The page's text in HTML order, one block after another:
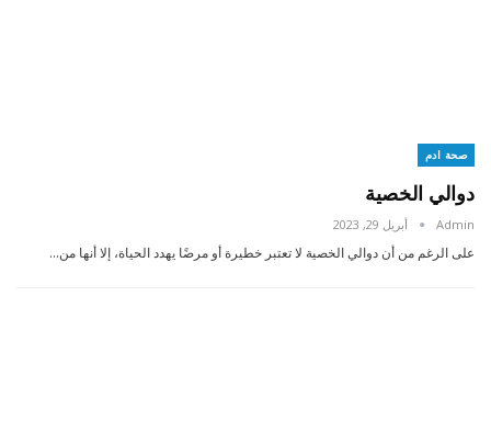
صحة ادم
دوالي الخصية
Admin أبريل 29, 2023
على الرغم من أن دوالي الخصية لا تعتبر خطيرة أو مرضًا يهدد الحياة، إلا أنها من…